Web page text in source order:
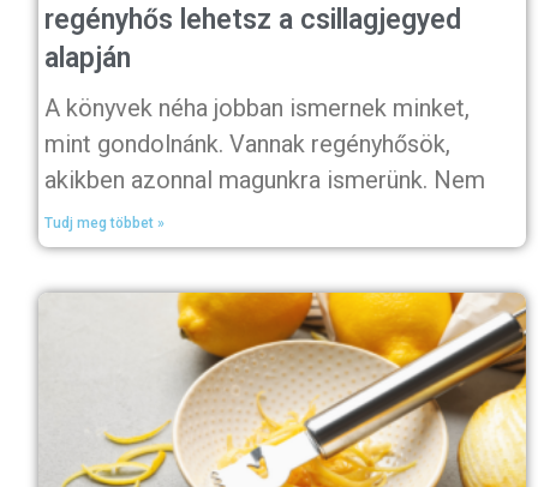
regényhős lehetsz a csillagjegyed
alapján
A könyvek néha jobban ismernek minket,
mint gondolnánk. Vannak regényhősök,
akikben azonnal magunkra ismerünk. Nem
Tudj meg többet »